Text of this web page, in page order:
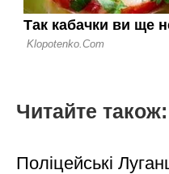
Читайте також:
Поліцейські